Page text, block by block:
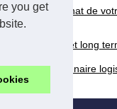
you getsur l'achat de
à moyen et long
: votre partenaire